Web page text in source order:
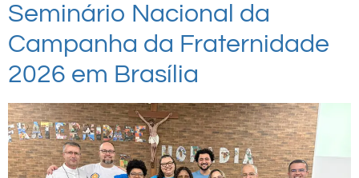
Seminário Nacional da
Campanha da Fraternidade
2026 em Brasília